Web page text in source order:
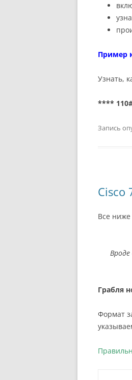
Пример
Узнать,
****
Запись
Cisco
Все ниже
Вроде
Грабля
Формат